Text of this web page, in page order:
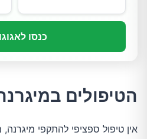
כנסו
הטיפולים
אין טיפול ספציפי להתקפי